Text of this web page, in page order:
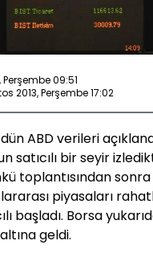
09:51
2013, Perşembe 17:02
ABD verileri
satıcılı bir seyir
toplantısından sonra
piyasaları
başladı. Borsa
geldi.